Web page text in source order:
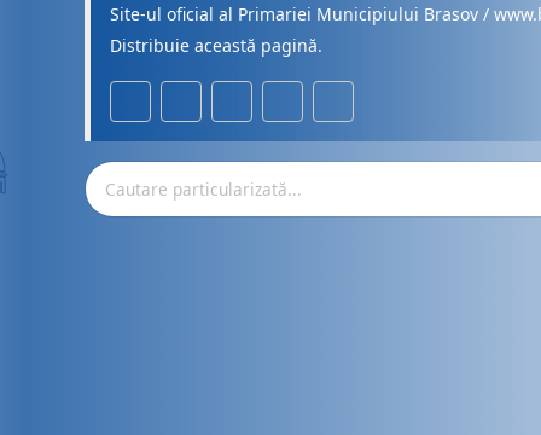
Site-ul oficial al Primariei Municipiului Brasov /
Distribuie această pagină.